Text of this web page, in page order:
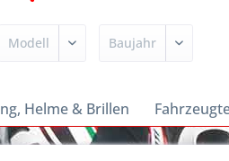
Helme & Brillen